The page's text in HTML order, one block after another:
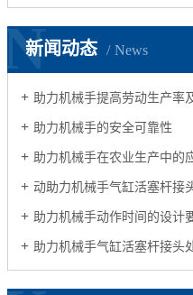
新闻动态 News
N
助力机械手提高劳动生产率及车
助力机械手的安全可靠性
助力机械手在农业生产中的
动助力机械手气缸活塞杆接头处断
助力机械手动作时间的设计
助力机械手气缸活塞杆接头